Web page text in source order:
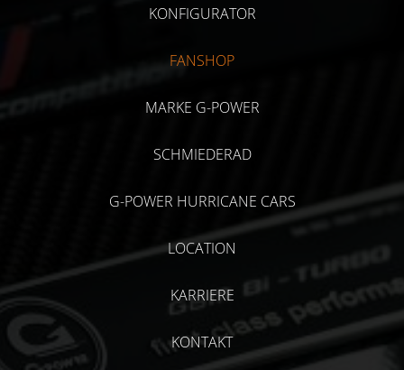
KONFIGURATOR
FANSHOP
MARKE G-POWER
SCHMIEDERAD
G-POWER HURRICANE CARS
LOCATION
KARRIERE
KONTAKT